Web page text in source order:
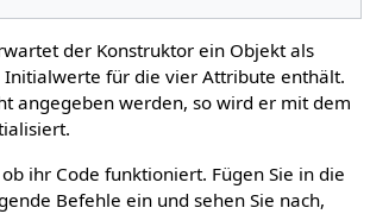
der Konstruktor ein Objekt als
Initialwerte für die vier Attribute enthält.
angegeben werden, so wird er mit dem
ihr Code funktioniert. Fügen Sie in die
Befehle ein und sehen Sie nach,